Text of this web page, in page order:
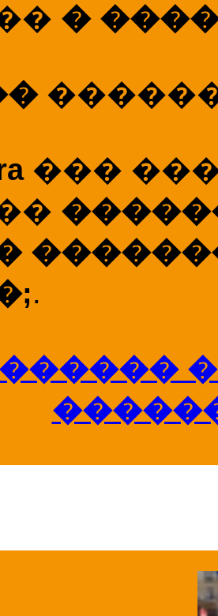
�
���
.